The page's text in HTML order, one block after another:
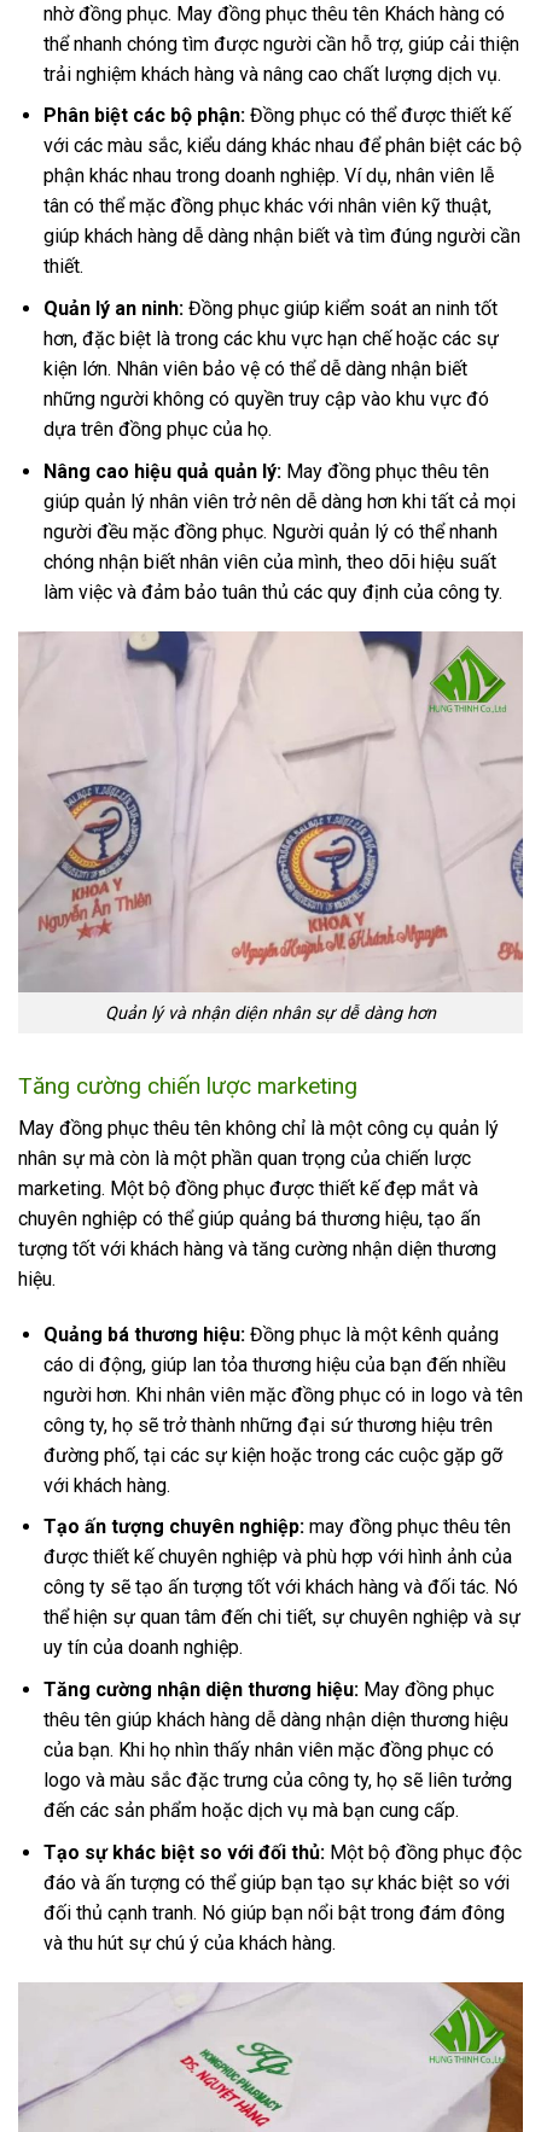
nhờ đồng phục. May đồng phục thêu tên Khách hàng có
thể nhanh chóng tìm được người cần hỗ trợ, giúp cải thiện
trải nghiệm khách hàng và nâng cao chất lượng dịch vụ.
Phân biệt các bộ phận:Đồng phục có thể được thiết kế
với các màu sắc, kiểu dáng khác nhau để phân biệt các bộ
phận khác nhau trong doanh nghiệp. Ví dụ, nhân viên lễ
tân có thể mặc đồng phục khác với nhân viên kỹ thuật,
giúp khách hàng dễ dàng nhận biết và tìm đúng người cần
thiết.
Quản lý an ninh:Đồng phục giúp kiểm soát an ninh tốt
hơn, đặc biệt là trong các khu vực hạn chế hoặc các sự
kiện lớn. Nhân viên bảo vệ có thể dễ dàng nhận biết
những người không có quyền truy cập vào khu vực đó
dựa trên đồng phục của họ.
Nâng cao hiệu quả quản lý:May đồng phục thêu tên
giúp quản lý nhân viên trở nên dễ dàng hơn khi tất cả mọi
người đều mặc đồng phục. Người quản lý có thể nhanh
chóng nhận biết nhân viên của mình, theo dõi hiệu suất
làm việc và đảm bảo tuân thủ các quy định của công ty.
Quản lý và nhận diện nhân sự dễ dàng hơn
Tăng cường chiến lược marketing
May đồng phục thêu tên không chỉ là một công cụ quản lý
nhân sự mà còn là một phần quan trọng của chiến lược
marketing. Một bộ đồng phục được thiết kế đẹp mắt và
chuyên nghiệp có thể giúp quảng bá thương hiệu, tạo ấn
tượng tốt với khách hàng và tăng cường nhận diện thương
hiệu.
Quảng bá thương hiệu: Đồng phục là một kênh quảng
cáo di động, giúp lan tỏa thương hiệu của bạn đến nhiều
người hơn. Khi nhân viên mặc đồng phục có in logo và tên
công ty, họ sẽ trở thành những đại sứ thương hiệu trên
đường phố, tại các sự kiện hoặc trong các cuộc gặp gỡ
với khách hàng.
Tạo ấn tượng chuyên nghiệp: may đồng phục thêu tên
được thiết kế chuyên nghiệp và phù hợp với hình ảnh của
công ty sẽ tạo ấn tượng tốt với khách hàng và đối tác. Nó
thể hiện sự quan tâm đến chi tiết, sự chuyên nghiệp và sự
uy tín của doanh nghiệp.
Tăng cường nhận diện thương hiệu:May đồng phục
thêu tên giúp khách hàng dễ dàng nhận diện thương hiệu
của bạn. Khi họ nhìn thấy nhân viên mặc đồng phục có
logo và màu sắc đặc trưng của công ty, họ sẽ liên tưởng
đến các sản phẩm hoặc dịch vụ mà bạn cung cấp.
Tạo sự khác biệt so với đối thủ: Một bộ đồng phục độc
đáo và ấn tượng có thể giúp bạn tạo sự khác biệt so với
đối thủ cạnh tranh. Nó giúp bạn nổi bật trong đám đông
và thu hút sự chú ý của khách hàng.